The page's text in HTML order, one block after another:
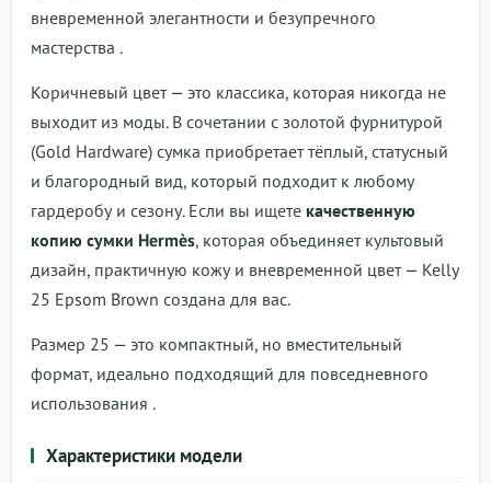
вневременной элегантности и безупречного
мастерства .
Коричневый цвет — это классика, которая никогда не
выходит из моды. В сочетании с золотой фурнитурой
(Gold Hardware) сумка приобретает тёплый, статусный
и благородный вид, который подходит к любому
гардеробу и сезону. Если вы ищете качественную
копию сумки Hermès, которая объединяет культовый
дизайн, практичную кожу и вневременной цвет — Kelly
25 Epsom Brown создана для вас.
Размер 25 — это компактный, но вместительный
формат, идеально подходящий для повседневного
использования .
Характеристики модели